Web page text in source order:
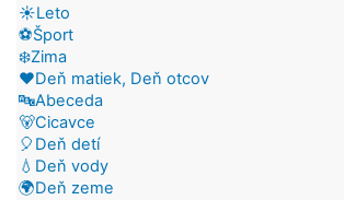
☀️Leto
⚽Šport
❄️Zima
❤️Deň matiek, Deň otcov
🔤Abeceda
🐻Cicavce
🎈Deň detí
💧Deň vody
🌍Deň zeme